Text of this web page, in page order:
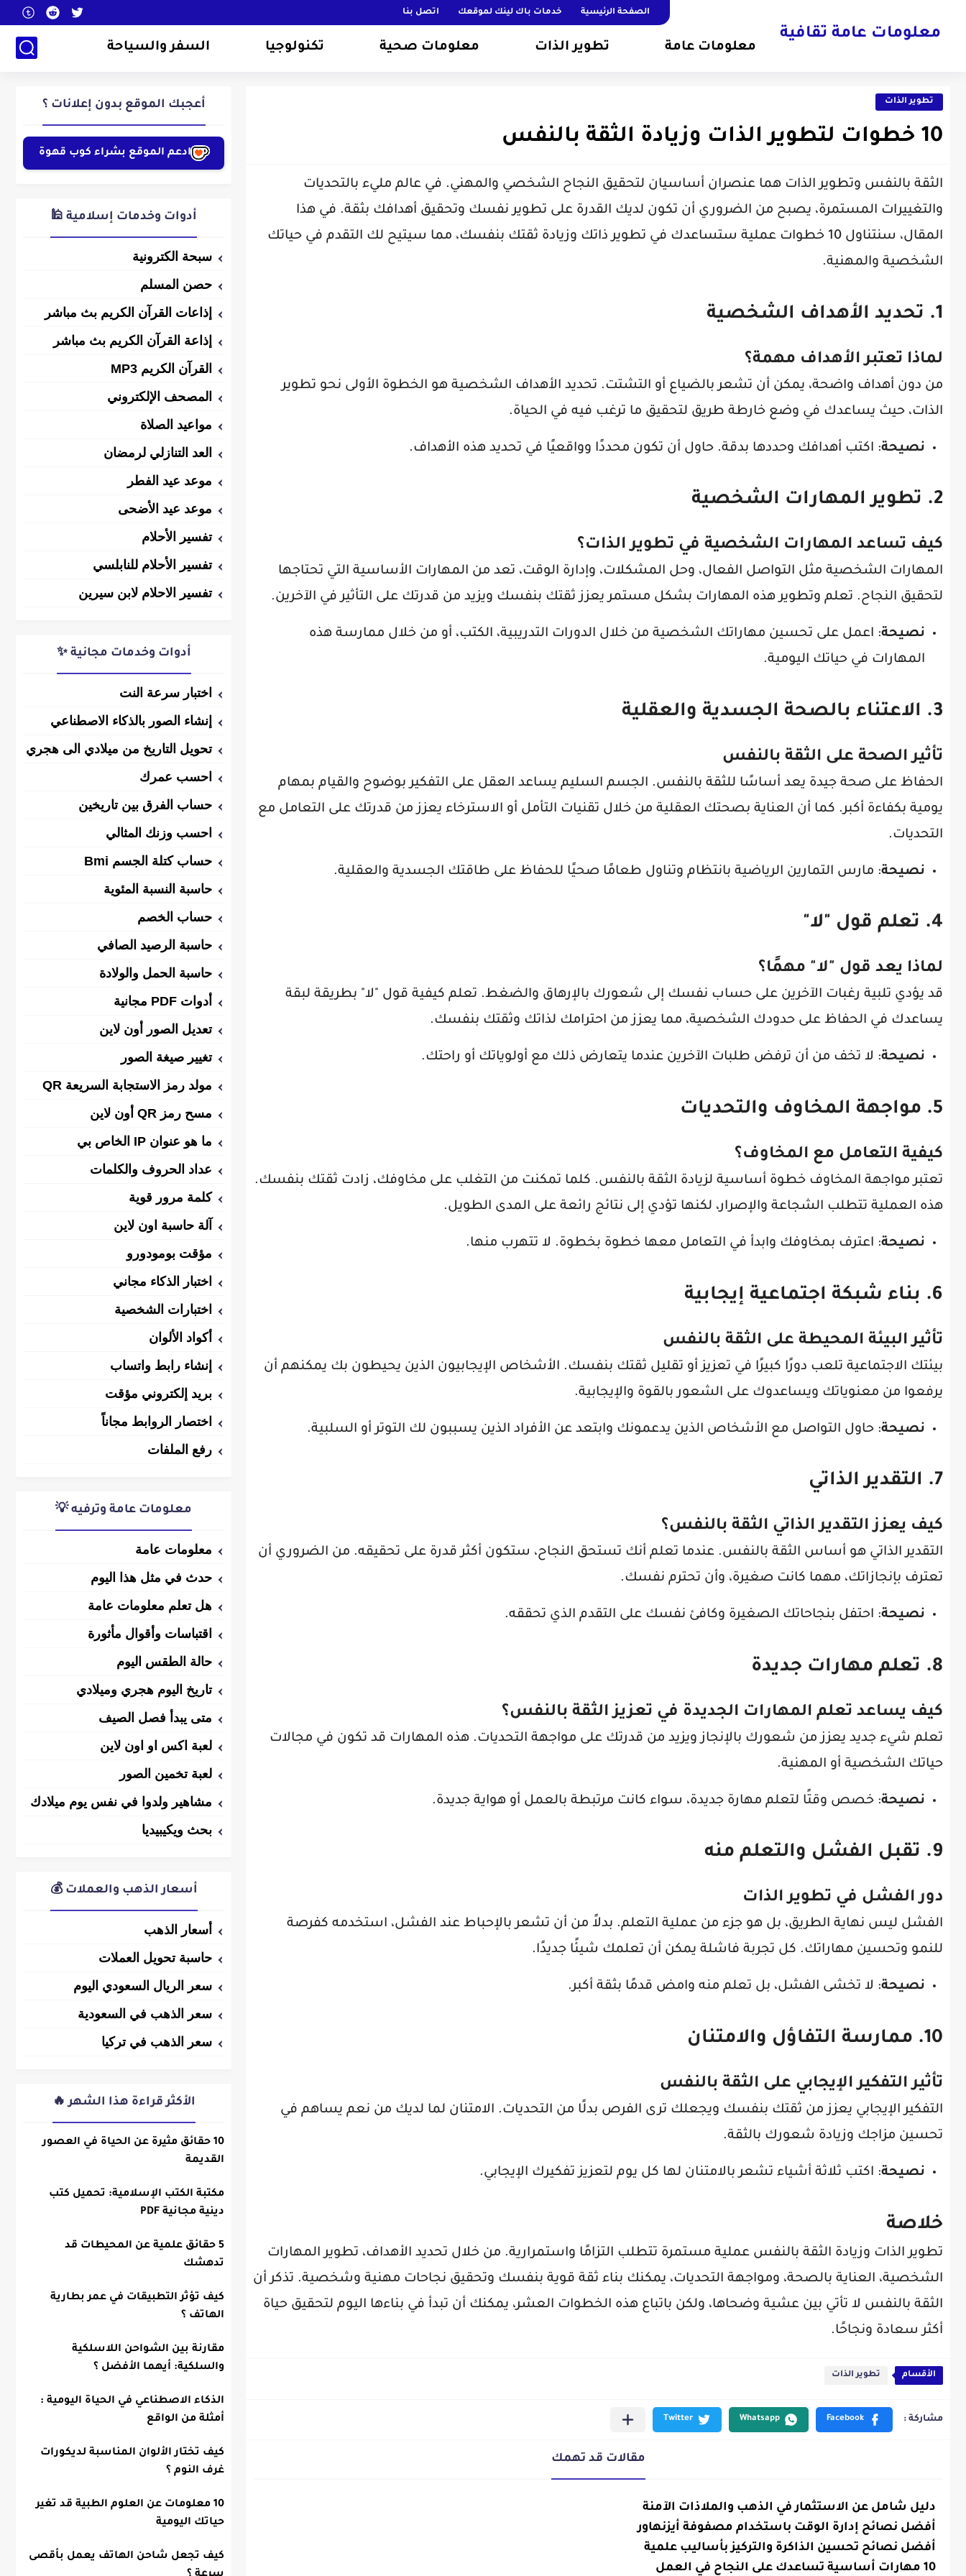
الصفحة الرئيسية خدمات باك لينك لموقعك اتصل بنا
معلومات عامة ثقافية
معلومات عامة تطوير الذات معلومات صحية تكنولوجيا السفر والسياحة
تطوير الذات
10 خطوات لتطوير الذات وزيادة الثقة بالنفس
الثقة بالنفس وتطوير الذات هما عنصران أساسيان لتحقيق النجاح الشخصي والمهني. في عالم مليء بالتحديات
والتغييرات المستمرة، يصبح من الضروري أن تكون لديك القدرة على تطوير نفسك وتحقيق أهدافك بثقة. في هذا
المقال، سنتناول 10 خطوات عملية ستساعدك في تطوير ذاتك وزيادة ثقتك بنفسك، مما سيتيح لك التقدم في حياتك
الشخصية والمهنية.
1. تحديد الأهداف الشخصية
لماذا تعتبر الأهداف مهمة؟
من دون أهداف واضحة، يمكن أن تشعر بالضياع أو التشتت. تحديد الأهداف الشخصية هو الخطوة الأولى نحو تطوير
الذات، حيث يساعدك في وضع خارطة طريق لتحقيق ما ترغب فيه في الحياة.
نصيحة: اكتب أهدافك وحددها بدقة. حاول أن تكون محددًا وواقعيًا في تحديد هذه الأهداف.
2. تطوير المهارات الشخصية
كيف تساعد المهارات الشخصية في تطوير الذات؟
المهارات الشخصية مثل التواصل الفعال، وحل المشكلات، وإدارة الوقت، تعد من المهارات الأساسية التي تحتاجها
لتحقيق النجاح. تعلم وتطوير هذه المهارات بشكل مستمر يعزز ثقتك بنفسك ويزيد من قدرتك على التأثير في الآخرين.
نصيحة: اعمل على تحسين مهاراتك الشخصية من خلال الدورات التدريبية، الكتب، أو من خلال ممارسة هذه
المهارات في حياتك اليومية.
3. الاعتناء بالصحة الجسدية والعقلية
تأثير الصحة على الثقة بالنفس
الحفاظ على صحة جيدة يعد أساسًا للثقة بالنفس. الجسم السليم يساعد العقل على التفكير بوضوح والقيام بمهام
يومية بكفاءة أكبر. كما أن العناية بصحتك العقلية من خلال تقنيات التأمل أو الاسترخاء يعزز من قدرتك على التعامل مع
التحديات.
نصيحة: مارس التمارين الرياضية بانتظام وتناول طعامًا صحيًا للحفاظ على طاقتك الجسدية والعقلية.
4. تعلم قول "لا"
لماذا يعد قول "لا" مهمًا؟
قد يؤدي تلبية رغبات الآخرين على حساب نفسك إلى شعورك بالإرهاق والضغط. تعلم كيفية قول "لا" بطريقة لبقة
يساعدك في الحفاظ على حدودك الشخصية، مما يعزز من احترامك لذاتك وثقتك بنفسك.
نصيحة: لا تخف من أن ترفض طلبات الآخرين عندما يتعارض ذلك مع أولوياتك أو راحتك.
5. مواجهة المخاوف والتحديات
كيفية التعامل مع المخاوف؟
تعتبر مواجهة المخاوف خطوة أساسية لزيادة الثقة بالنفس. كلما تمكنت من التغلب على مخاوفك، زادت ثقتك بنفسك.
هذه العملية تتطلب الشجاعة والإصرار، لكنها تؤدي إلى نتائج رائعة على المدى الطويل.
نصيحة: اعترف بمخاوفك وابدأ في التعامل معها خطوة بخطوة. لا تتهرب منها.
6. بناء شبكة اجتماعية إيجابية
تأثير البيئة المحيطة على الثقة بالنفس
بيئتك الاجتماعية تلعب دورًا كبيرًا في تعزيز أو تقليل ثقتك بنفسك. الأشخاص الإيجابيون الذين يحيطون بك يمكنهم أن
يرفعوا من معنوياتك ويساعدوك على الشعور بالقوة والإيجابية.
نصيحة: حاول التواصل مع الأشخاص الذين يدعمونك وابتعد عن الأفراد الذين يسببون لك التوتر أو السلبية.
7. التقدير الذاتي
كيف يعزز التقدير الذاتي الثقة بالنفس؟
التقدير الذاتي هو أساس الثقة بالنفس. عندما تعلم أنك تستحق النجاح، ستكون أكثر قدرة على تحقيقه. من الضروري أن
تعترف بإنجازاتك، مهما كانت صغيرة، وأن تحترم نفسك.
نصيحة: احتفل بنجاحاتك الصغيرة وكافئ نفسك على التقدم الذي تحققه.
8. تعلم مهارات جديدة
كيف يساعد تعلم المهارات الجديدة في تعزيز الثقة بالنفس؟
تعلم شيء جديد يعزز من شعورك بالإنجاز ويزيد من قدرتك على مواجهة التحديات. هذه المهارات قد تكون في مجالات
حياتك الشخصية أو المهنية.
نصيحة: خصص وقتًا لتعلم مهارة جديدة، سواء كانت مرتبطة بالعمل أو هواية جديدة.
9. تقبل الفشل والتعلم منه
دور الفشل في تطوير الذات
الفشل ليس نهاية الطريق، بل هو جزء من عملية التعلم. بدلاً من أن تشعر بالإحباط عند الفشل، استخدمه كفرصة
للنمو وتحسين مهاراتك. كل تجربة فاشلة يمكن أن تعلمك شيئًا جديدًا.
نصيحة: لا تخشى الفشل، بل تعلم منه وامض قدمًا بثقة أكبر.
10. ممارسة التفاؤل والامتنان
تأثير التفكير الإيجابي على الثقة بالنفس
التفكير الإيجابي يعزز من ثقتك بنفسك ويجعلك ترى الفرص بدلًا من التحديات. الامتنان لما لديك من نعم يساهم في
تحسين مزاجك وزيادة شعورك بالثقة.
نصيحة: اكتب ثلاثة أشياء تشعر بالامتنان لها كل يوم لتعزيز تفكيرك الإيجابي.
خلاصة
تطوير الذات وزيادة الثقة بالنفس عملية مستمرة تتطلب التزامًا واستمرارية. من خلال تحديد الأهداف، تطوير المهارات
الشخصية، العناية بالصحة، ومواجهة التحديات، يمكنك بناء ثقة قوية بنفسك وتحقيق نجاحات مهنية وشخصية. تذكر أن
الثقة بالنفس لا تأتي بين عشية وضحاها، ولكن باتباع هذه الخطوات العشر، يمكنك أن تبدأ في بناءها اليوم لتحقيق حياة
أكثر سعادة ونجاحًا.
الأقسام تطوير الذات
مقالات قد تهمك
تطوير
الذات
دليل شامل عن الاستثمار في الذهب والملاذات الآمنة
تطوير
الذات
أفضل نصائح إدارة الوقت باستخدام مصفوفة أيزنهاور
تطوير
الذات
أفضل نصائح تحسين الذاكرة والتركيز بأساليب علمية
تطوير10 مهارات أساسية تساعدك على النجاح في العمل
أعجبك الموقع بدون إعلانات ؟
ادعم الموقع بشراء كوب قهوة
أدوات وخدمات إسلامية 🕌
سبحة الكترونية
حصن المسلم
إذاعات القرآن الكريم بث مباشر
إذاعة القرآن الكريم بث مباشر
القرآن الكريم MP3
المصحف الإلكتروني
مواعيد الصلاة
العد التنازلي لرمضان
موعد عيد الفطر
موعد عيد الأضحى
تفسير الأحلام
تفسير الأحلام للنابلسي
تفسير الاحلام لابن سيرين
أدوات وخدمات مجانية ✨
اختبار سرعة النت
إنشاء الصور بالذكاء الاصطناعي
تحويل التاريخ من ميلادي الى هجري
احسب عمرك
حساب الفرق بين تاريخين
احسب وزنك المثالي
حساب كتلة الجسم Bmi
حاسبة النسبة المئوية
حساب الخصم
حاسبة الرصيد الصافي
حاسبة الحمل والولادة
أدوات PDF مجانية
تعديل الصور أون لاين
تغيير صيغة الصور
مولد رمز الاستجابة السريعة QR
مسح رمز QR أون لاين
ما هو عنوان IP الخاص بي
عداد الحروف والكلمات
كلمة مرور قوية
آلة حاسبة اون لاين
مؤقت بومودورو
اختبار الذكاء مجاني
اختبارات الشخصية
أكواد الألوان
إنشاء رابط واتساب
بريد إلكتروني مؤقت
اختصار الروابط مجاناً
رفع الملفات
معلومات عامة وترفيه 💡
معلومات عامة
حدث في مثل هذا اليوم
هل تعلم معلومات عامة
اقتباسات وأقوال مأثورة
حالة الطقس اليوم
تاريخ اليوم هجري وميلادي
متى يبدأ فصل الصيف
لعبة اكس او اون لاين
لعبة تخمين الصور
مشاهير ولدوا في نفس يوم ميلادك
بحث ويكيبيديا
أسعار الذهب والعملات 💰
أسعار الذهب
حاسبة تحويل العملات
سعر الريال السعودي اليوم
سعر الذهب في السعودية
سعر الذهب في تركيا
الأكثر قراءة هذا الشهر 🔥
10 حقائق مثيرة عن الحياة في العصور
القديمة
مكتبة الكتب الإسلامية: تحميل كتب
دينية مجانية PDF
5 حقائق علمية عن المحيطات قد
تدهشك
كيف تؤثر التطبيقات في عمر بطارية
الهاتف ؟
مقارنة بين الشواحن اللاسلكية
والسلكية: أيهما الأفضل ؟
الذكاء الاصطناعي في الحياة اليومية :
أمثلة من الواقع
كيف تختار الألوان المناسبة لديكورات
غرف النوم ؟
10 معلومات عن العلوم الطبية قد تغير
حياتك اليومية
كيف تجعل شاحن الهاتف يعمل بأقصى